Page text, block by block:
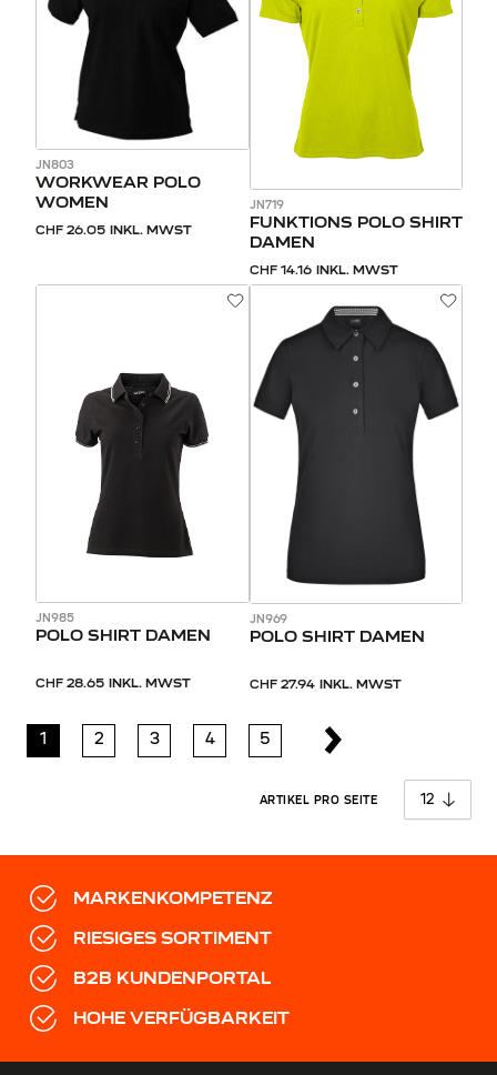
JN803
WORKWEAR POLO
WOMEN
CHF 26.05 INKL. MWST
JN719
FUNKTIONS POLO SHIRT
DAMEN
CHF 14.16 INKL. MWST
JN985
POLO SHIRT DAMEN
CHF 28.65 INKL. MWST
JN969
POLO SHIRT DAMEN
CHF 27.94 INKL. MWST
1 2 3 4 5
ARTIKEL PRO SEITE
MARKENKOMPETENZ
RIESIGES SORTIMENT
B2B KUNDENPORTAL
HOHE VERFÜGBARKEIT